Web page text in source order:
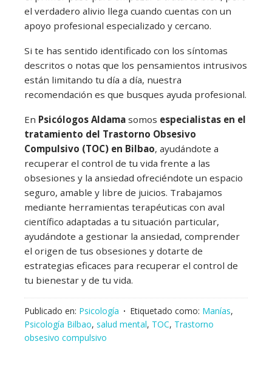
el verdadero alivio llega cuando cuentas con un
apoyo profesional especializado y cercano.
Si te has sentido identificado con los síntomas
descritos o notas que los pensamientos intrusivos
están limitando tu día a día, nuestra
recomendación es que busques ayuda profesional.
En Psicólogos Aldama somos especialistas en el
tratamiento del Trastorno Obsesivo
Compulsivo (TOC) en Bilbao, ayudándote a
recuperar el control de tu vida frente a las
obsesiones y la ansiedad ofreciéndote un espacio
seguro, amable y libre de juicios. Trabajamos
mediante herramientas terapéuticas con aval
científico adaptadas a tu situación particular,
ayudándote a gestionar la ansiedad, comprender
el origen de tus obsesiones y dotarte de
estrategias eficaces para recuperar el control de
tu bienestar y de tu vida.
Publicado en: Psicología Etiquetado como: Manías,
Psicología Bilbao, salud mental, TOC, Trastorno
obsesivo compulsivo